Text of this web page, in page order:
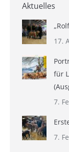
Aktuelles
17.
für
7.
7.